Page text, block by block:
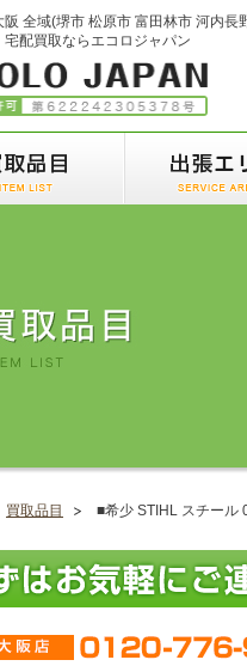
阪 全域(堺市 松原市 富田林市 河内長
宅配買取ならエコロジャパン
買取品目 ■希少 STIHL スチール